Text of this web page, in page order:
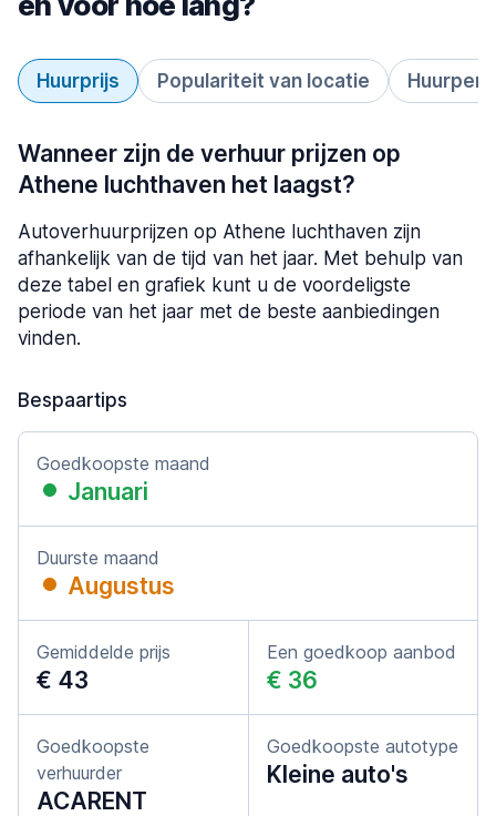
Huurprijs Populariteit van locatie
Wanneer zijn de verhuur prijzen op
Athene luchthaven het laagst?
Autoverhuurprijzen op Athene luchthaven zijn
afhankelijk van de tijd van het jaar. Met behulp van
deze tabel en grafiek kunt u de voordeligste
periode van het jaar met de beste aanbiedingen
vinden.
Bespaartips
Goedkoopste maand
Januari
Duurste maand
Augustus
Gemiddelde prijs
€ 43
Een goedkoop aanbod
€ 36
Goedkoopste
verhuurder
ACARENT
Goedkoopste autotype
Kleine auto's